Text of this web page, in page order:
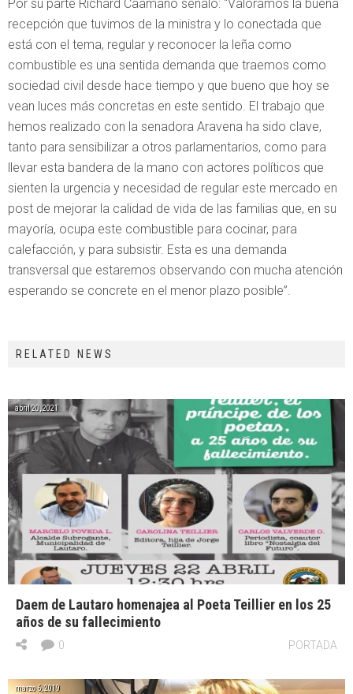
Por su parte Richard Caamaño señaló: “Valoramos la buena
recepción que tuvimos de la ministra y lo conectada que
está con el tema, regular y reconocer la leña como
combustible es una sentida demanda que traemos como
sociedad civil desde hace tiempo y que bueno que hoy se
vean luces más concretas en este sentido. El trabajo que
hemos realizado con la senadora Aravena ha sido clave,
tanto para sensibilizar a otros parlamentarios, como para
llevar esta bandera de la mano con actores políticos que
sienten la urgencia y necesidad de regular este mercado en
post de mejorar la calidad de vida de las familias que, en su
mayoría, ocupa este combustible para cocinar, para
calefacción, y para subsistir. Esta es una demanda
transversal que estaremos observando con mucha atención
esperando se concrete en el menor plazo posible”.
RELATED NEWS
abril 20, 2021
Daem de Lautaro homenajea al Poeta Teillier en los 25
años de su fallecimiento
PORTADA
0
marzo 6, 2019